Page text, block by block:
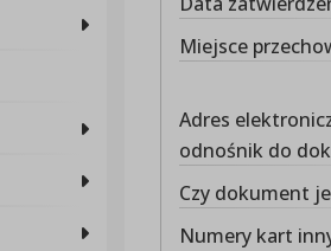
Miejsce
Adres
odnośnik do
Czy dokument
Numery kart